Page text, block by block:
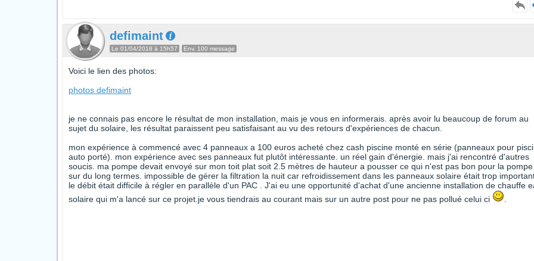
defimaint
Le 01/04/2018 à 15h57 Env. 100 message
Voici le lien des photos:
photos defimaint
je ne connais pas encore le résultat de mon installation, mais je vous en informerais. après avoir lu beaucoup de forum au
sujet du solaire, les résultat paraissent peu satisfaisant au vu des retours d'expériences de chacun.
mon expérience à commencé avec 4 panneaux a 100 euros acheté chez cash piscine monté en série (panneaux pour
auto porté). mon expérience avec ses panneaux fut plutôt intéressante. un réel gain d'énergie. mais j'ai rencontré d'autres
soucis. ma pompe devait envoyé sur mon toit plat soit 2.5 mètres de hauteur a pousser ce qui n'est pas bon pour la pompe
sur du long termes. impossible de gérer la filtration la nuit car refroidissement dans les panneaux solaire était trop
le débit était difficile à régler en parallèle d'un PAC . J'ai eu une opportunité d'achat d'une ancienne installation de chauffe
solaire qui m'a lancé sur ce projet.je vous tiendrais au courant mais sur un autre post pour ne pas pollué celui ci